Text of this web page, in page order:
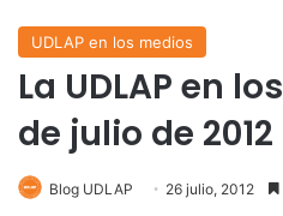
UDLAP en los medios
La UDLAP en
de julio de 2012
Blog UDLAP 26 julio, 2012